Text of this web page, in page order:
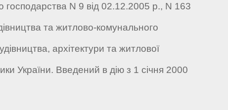
господарства N 9 від 02.12.2005 р., N 163
та житлово-комунального
архітектури та житлової
України. Введений в дію з 1 січня 2000